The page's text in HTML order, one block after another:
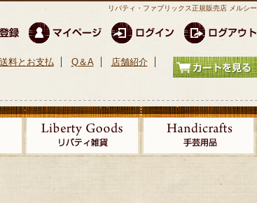
リバティ・ファブリックス正規販売店 メルシー
送料とお支払 Q＆A 店舗紹介